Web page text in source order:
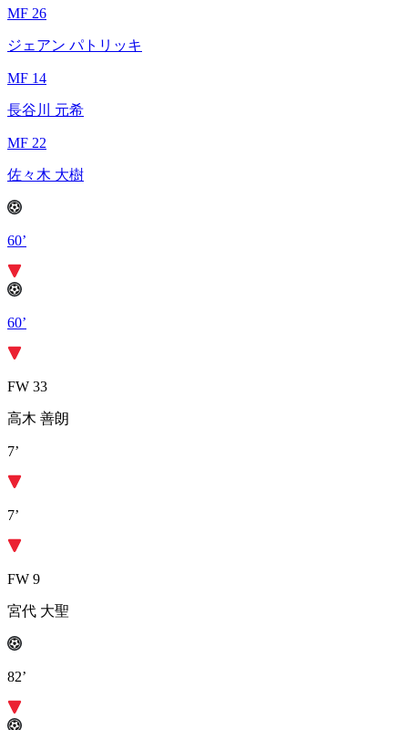
MF 26
ジェアン パトリッキ
MF 14
長谷川 元希
MF 22
佐々木 大樹
60’
60’
FW 33
高木 善朗
7’
7’
FW 9
宮代 大聖
82’